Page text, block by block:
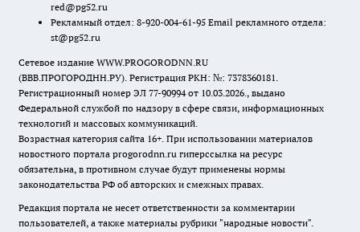
red@pg52.ru
Рекламный отдел: 8-920-004-61-95 Email рекламного отдела:
st@pg52.ru
Сетевое издание WWW.PROGORODNN.RU
(ВВВ.ПРОГОРОДНН.РУ). Регистрация РКН: №: 7378360181.
Регистрационный номер ЭЛ 77-90994 от 10.03.2026., выдано
Федеральной службой по надзору в сфере связи, информационных
технологий и массовых коммуникаций.
Возрастная категория сайта 16+. При использовании материалов
новостного портала progorodnn.ru гиперссылка на ресурс
обязательна, в противном случае будут применены нормы
законодательства РФ об авторских и смежных правах.
Редакция портала не несет ответственности за комментарии
пользователей, а также материалы рубрики "народные новости".